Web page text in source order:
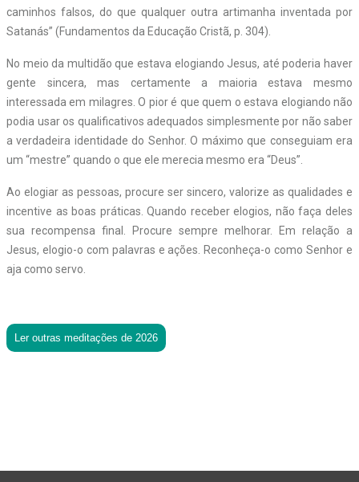
caminhos falsos, do que qualquer outra artimanha inventada por
Satanás” (Fundamentos da Educação Cristã, p. 304).
No meio da multidão que estava elogiando Jesus, até poderia haver
gente sincera, mas certamente a maioria estava mesmo
interessada em milagres. O pior é que quem o estava elogiando não
podia usar os qualificativos adequados simplesmente por não saber
a verdadeira identidade do Senhor. O máximo que conseguiam era
um “mestre” quando o que ele merecia mesmo era “Deus”.
Ao elogiar as pessoas, procure ser sincero, valorize as qualidades e
incentive as boas práticas. Quando receber elogios, não faça deles
sua recompensa final. Procure sempre melhorar. Em relação a
Jesus, elogio-o com palavras e ações. Reconheça-­­o como Senhor e
aja como servo.
Ler outras meditações de 2026